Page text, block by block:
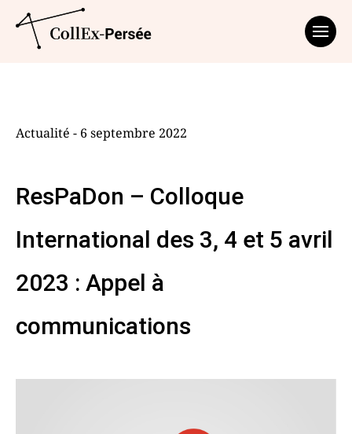
Actualité - 6 septembre 2022
ResPaDon – Colloque
International des 3, 4 et 5 avril
2023 : Appel à
communications